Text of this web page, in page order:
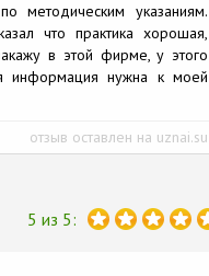
методическим указаниям.
что практика хорошая,
в этой фирме, у этого
информация нужна к моей
отзыв оставлен на uznai.su
5 из 5: